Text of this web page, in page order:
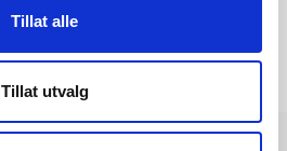
Tillat alle
Tillat utvalg